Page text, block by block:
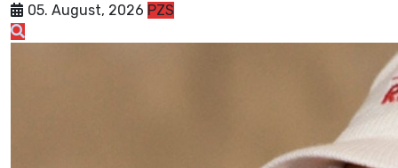
05. August, 2026 PZS